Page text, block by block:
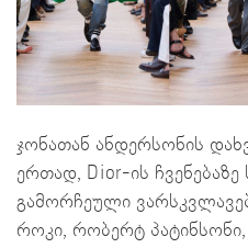
ჯონათან ანდერსონის
ერთად, Dior-ის
გამორჩეული
როკი, რობერტ